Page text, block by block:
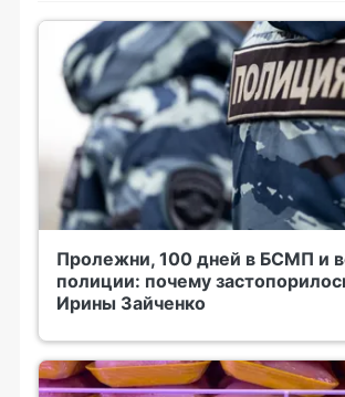
Пролежни, 100 дней в БСМП и
полиции: почему
Ирины Зайченко